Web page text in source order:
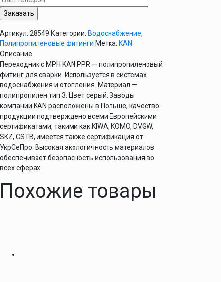
20х1/2"
KAN
Артикул: 28549 Категории: Водоснабжение,
Полипропиленовые фитинги Метка: KAN
Описание
Переходник с МРН KAN PPR — полипропиленовый
фитинг для сварки. Используется в системах
водоснабжения и отопления. Материал —
полипропилен тип 3. Цвет серый. Заводы
компании KAN расположены в Польше, качество
продукции подтверждено всеми Европейскими
сертификатами, такими как KIWA, KOMO, DVGW,
SKZ, CSTB, имеется также сертификация от
УкрСеПро. Высокая экологичность материалов
обеспечивает безопасность использования во
всех сферах.
Похожие товары